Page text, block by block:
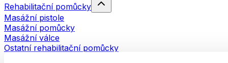
Rehabilitační pomůcky
Masážní pistole
Masážní pomůcky
Masážní válce
Ostatní rehabilitační pomůcky